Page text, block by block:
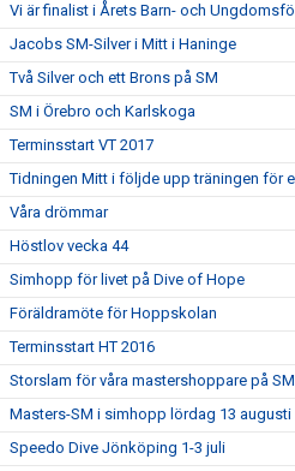
Vi är finalist i Årets Barn- och
Jacobs SM-Silver i Mitt i Haninge
Två Silver och ett Brons på SM
SM i Örebro och Karlskoga
Terminsstart VT 2017
Tidningen Mitt i följde upp träningen för
Våra drömmar
Höstlov vecka 44
Simhopp för livet på Dive of Hope
Föräldramöte för Hoppskolan
Terminsstart HT 2016
Storslam för våra mastershoppare på SM
Masters-SM i simhopp lördag 13 augusti
Speedo Dive Jönköping 1-3 juli